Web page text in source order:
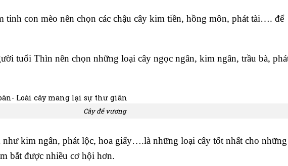
tinh con mèo nên chọn các chậu cây kim tiền, hồng môn, phát tài…. để
tuổi Thìn nên chọn những loại cây ngọc ngân, kim ngân, trầu bà,
Cây đế vương
như kim ngân, phát lộc, hoa giấy….là những loại cây tốt nhất cho
bắt được nhiều cơ hội hơn.